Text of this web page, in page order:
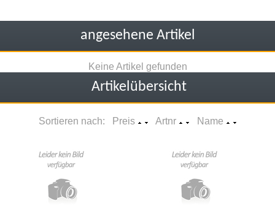
angesehene Artikel
Keine Artikel gefunden
Artikelübersicht
Sortieren nach: Preis Artnr Name